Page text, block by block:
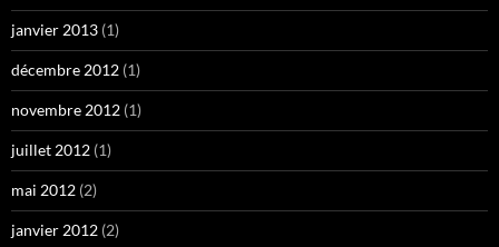
janvier 2013 (1)
décembre 2012 (1)
novembre 2012 (1)
juillet 2012 (1)
mai 2012 (2)
janvier 2012 (2)